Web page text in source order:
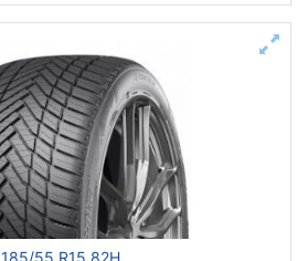
185/55 R15 82H